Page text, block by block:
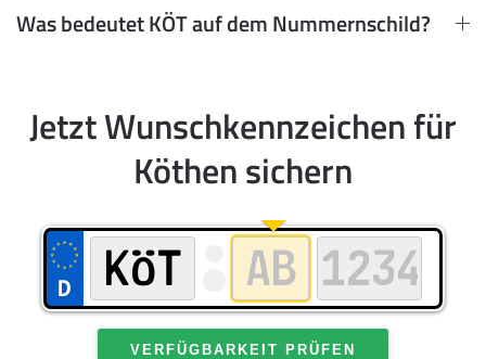
Was bedeutet KÖT auf dem Nummernschild?
Jetzt Wunschkennzeichen für
Köthen sichern
VERFÜGBARKEIT PRÜFEN